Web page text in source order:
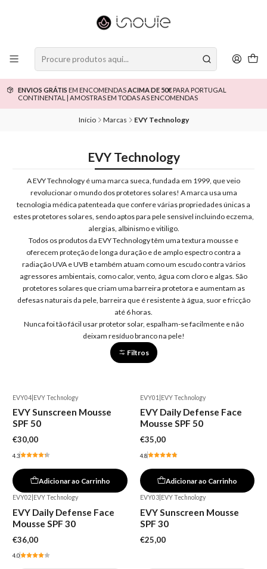
ENVIOS GRÁTIS EM ENCOMENDASACIMA DE 50€PARA PORTUGAL
CONTINENTAL | AMOSTRAS EM TODAS AS ENCOMENDAS
Início Marcas EVY Technology
EVY Technology
A EVY Technology é uma marca sueca, fundada em 1999, que veio
revolucionar o mundo dos protetores solares! A marca usa uma
tecnologia médica patenteada que confere várias propriedades únicas a
estes protetores solares, sendo aptos para pele sensível incluindo eczema,
alergias, albinismo e vitiligo.
Todos os produtos da EVY Technology têm uma textura mousse e
oferecem proteção de longa duração e de amplo espectro contra a
radiação UVA e UVB e também atuam como um escudo contra vários
agressores ambientais, como calor, vento, água com cloro e algas. São
protetores solares que criam uma barreira protetora e aumentam as
defesas naturais da pele, barreira que é resistente à água, suor e fricção
até 6 horas.
Nunca foi tão fácil usar protetor solar, espalham-se facilmente e não
deixam resíduo branco na pele!
Filtros
EVY04 EVY Technology
EVY Sunscreen Mousse
SPF 50
€30,00
4.3
Adicionar ao Carrinho
EVY01 EVY Technology
EVY Daily Defense Face
Mousse SPF 50
€35,00
4.8
Adicionar ao Carrinho
EVY02 EVY Technology
EVY Daily Defense Face
Mousse SPF 30
€36,00
4.0
EVY03| EVY Technology
EVY Sunscreen Mousse
SPF 30
€25,00